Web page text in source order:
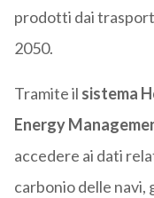
prodotti dai
2050.
Tramite il sistema
Energy
accedere ai dati
carbonio delle